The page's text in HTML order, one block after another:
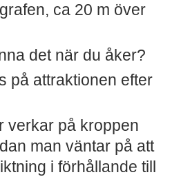
ca 20 m över
det när du åker?
på attraktionen efter
verkar på kroppen
man väntar på att
i förhållande till